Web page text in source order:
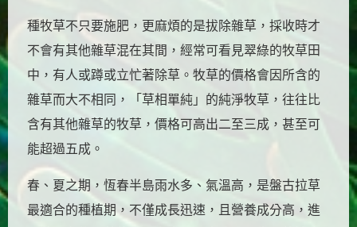
種牧草不只要施肥，更麻煩的是拔除雜草，採收時才
不會有其他雜草混在其間，經常可看見翠綠的牧草田
中，有人或蹲或立忙著除草。牧草的價格會因所含的
雜草而大不相同，「草相單純」的純淨牧草，往往比
含有其他雜草的牧草，價格可高出二至三成，甚至可
能超過五成。
春、夏之期，恆春半島雨水多、氣溫高，是盤古拉草
最適合的種植期，不僅成長迅速，且營養成分高，進